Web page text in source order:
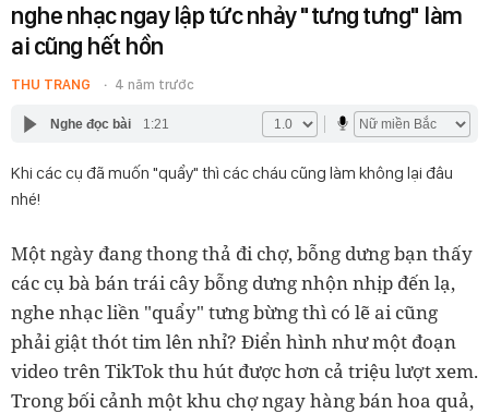
nghe nhạc ngay lập tức nhảy "tưng tưng" làm
ai cũng hết hồn
THU TRANG 4 năm trước
Nghe đọc bài 1:21
Khi các cụ đã muốn "quẩy" thì các cháu cũng làm không lại đâu
nhé!
Một ngày đang thong thả đi chợ, bỗng dưng bạn thấy
các cụ bà bán trái cây bỗng dưng nhộn nhịp đến lạ,
nghe nhạc liền "quẩy" tưng bừng thì có lẽ ai cũng
phải giật thót tim lên nhỉ? Điển hình như một đoạn
video trênTikTok thu hút được hơn cả triệu lượt xem.
Trong bối cảnh một khu chợ ngay hàng bán hoa quả,